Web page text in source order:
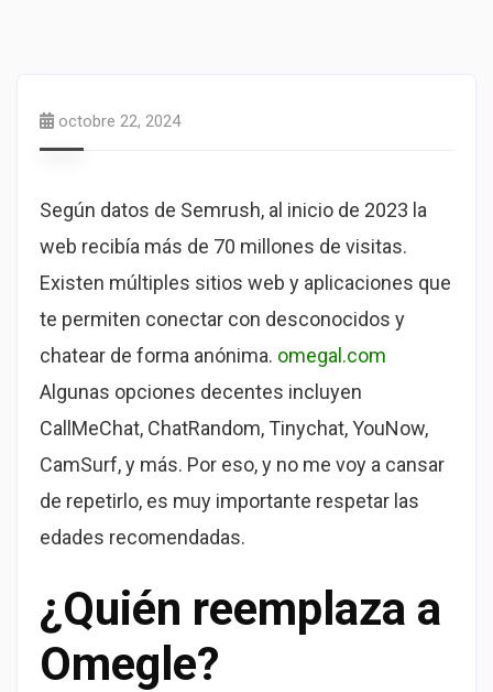
octobre 22, 2024
Según datos de Semrush, al inicio de 2023 la
web recibía más de 70 millones de visitas.
Existen múltiples sitios web y aplicaciones que
te permiten conectar con desconocidos y
chatear de forma anónima. omegal.com
Algunas opciones decentes incluyen
CallMeChat, ChatRandom, Tinychat, YouNow,
CamSurf, y más. Por eso, y no me voy a cansar
de repetirlo, es muy importante respetar las
edades recomendadas.
¿Quién reemplaza a
Omegle?